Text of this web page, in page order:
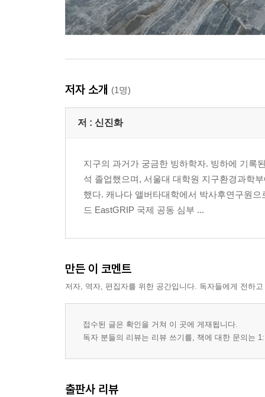
저자 소개 (1명)
저 : 신진화
지구의 과거가 궁금한 빙하학자. 빙하에 기록
석 졸업했으며, 서울대 대학원 지구환경과학
했다. 캐나다 앨버타대학에서 박사후연구원
드 EastGRIP 국제 공동 심부 ...
만든 이 코멘트
저자, 역자, 편집자를 위한 공간입니다. 독자들에게 전하
접수된 글은 확인을 거쳐 이 곳에 게재됩니다.
독자 분들의 리뷰는 리뷰 쓰기를, 책에 대한 문의는
출판사 리뷰